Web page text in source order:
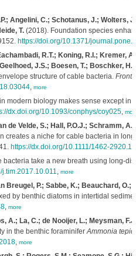
Angelini, C.; Schotanus, J.; Wolters,
T.(2018). Foundation species
https://doi.org/10.1371/
R.T.; Koning, R.I.; Kremer,
J.S.; Boesen, T.; Boschker,
structure of cable bacteria. Front.
, more
modern biology makes sense except in
dx.doi.org/10.1093/conphys/coy025,
de Velde, S.; Hall, P.O.J.; Schramm,
creates a niche for cable bacteria in
https://dx.doi.org/10.1111/1462-
take a new breath using long-
, more
Breugel, P.; Sabbe, K.; Beauchard, O.;
by benthic diatoms in intertidal
, more
A.; La, C.; de Nooijer, L.; Meysman,
in the benthic foraminiferAmmonia
, more